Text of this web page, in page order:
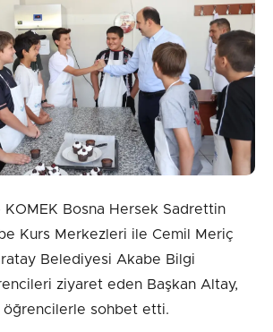
5 + 5 = ?
Gönder
KOMEK Bosna Hersek Sadrettin
Kurs Merkezleri ile Cemil Meriç
Belediyesi Akabe Bilgi
ziyaret eden Başkan Altay,
öğrencilerle sohbet etti.